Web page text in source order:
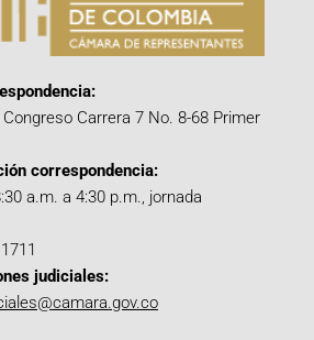
Carrera 7 No. 8-68 Primer
correspondencia:
a.m. a 4:30 p.m., jornada
judiciales: